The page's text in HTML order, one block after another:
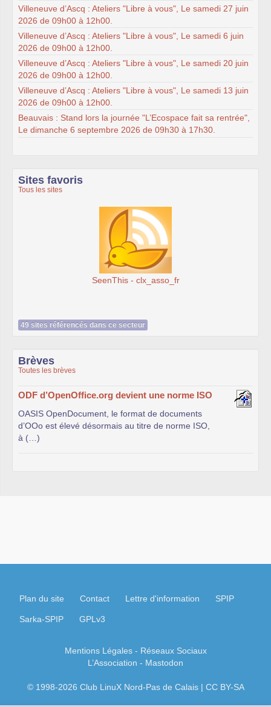
Villeneuve d’Ascq : Ateliers "Libre à vous", Le samedi 27 juin
2026 de 09h00 à 12h00.
Villeneuve d’Ascq : Ateliers "Libre à vous", Le samedi 6 juin
2026 de 09h00 à 12h00.
Villeneuve d’Ascq : Ateliers "Libre à vous", Le samedi 20 juin
2026 de 09h00 à 12h00.
Villeneuve d’Ascq : Ateliers "Libre à vous", Le samedi 13 juin
2026 de 09h00 à 12h00.
Beauvais : Stand lors la journée "L’Ecospace fait sa rentrée",
Le dimanche 6 septembre 2026 de 09h30 à 17h30.
Sites favoris
Tous les sites
SeenThis - clx_asso_fr
49 sites référencés dans ce secteur
Brèves
Toutes les brèves
ODF d’OpenOffice.org devient une norme ISO
OASIS OpenDocument, le format de documents
d’OOo est élevé désormais au titre de norme ISO,
à (…)
Plan du site Contact Lettre d'information SPIP
Sarka-SPIP GPLv3
Mentions Légales- Réseaux Sociaux
L’Association - Mastodon
© 1998-2026 Club LinuX Nord-Pas de Calais | CC BY-SA